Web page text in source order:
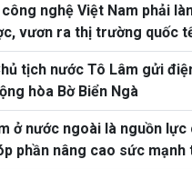
nghệ Việt Nam phải
vươn ra thị trường quốc
tịch nước Tô Lâm gửi
hòa Bờ Biển Ngà
ở nước ngoài là nguồn lực
phần nâng cao sức mạnh